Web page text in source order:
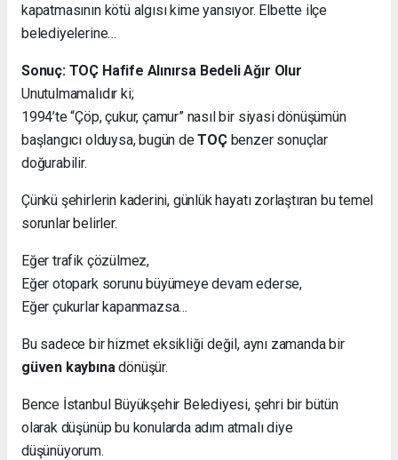
kapatmasının kötü algısı kime yansıyor. Elbette ilçe
belediyelerine…
Sonuç: TOÇ Hafife Alınırsa Bedeli Ağır Olur
Unutulmamalıdır ki;
1994’te “Çöp, çukur, çamur” nasıl bir siyasi dönüşümün
başlangıcı olduysa, bugün deTOÇbenzer sonuçlar
doğurabilir.
Çünkü şehirlerin kaderini, günlük hayatı zorlaştıran bu temel
sorunlar belirler.
Eğer trafik çözülmez,
Eğer otopark sorunu büyümeye devam ederse,
Eğer çukurlar kapanmazsa…
Bu sadece bir hizmet eksikliği değil, aynı zamanda bir
güven kaybına dönüşür.
Bence İstanbul Büyükşehir Belediyesi, şehri bir bütün
olarak düşünüp bu konularda adım atmalı diye
düşünüyorum.